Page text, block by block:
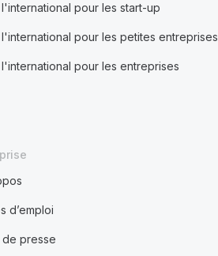
l'international pour les start-up
l'international pour les petites entreprises
l'international pour les entreprises
d’emploi
de presse